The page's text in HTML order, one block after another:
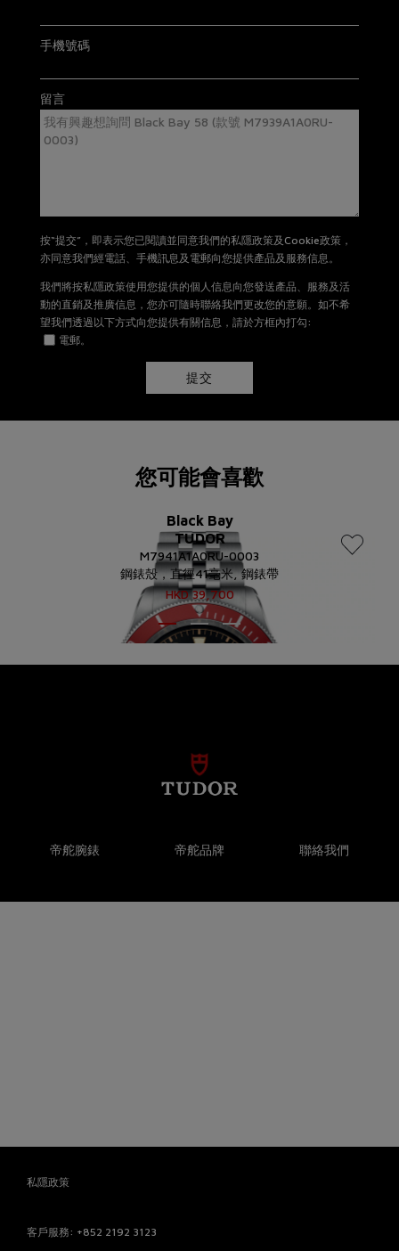
電郵:watch@chowsangsang.com
電話:+852 2192 3123
星期一至星期日: 11AM -8PM
有關退貨及換貨詳情，請按此。
手機號碼
留言
按“提交”，即表示您已閱讀並同意我們的私隱政策及Cookie政策，
亦同意我們經電話、手機訊息及電郵向您提供產品及服務信息。
我們將按私隱政策使用您提供的個人信息向您發送產品、服務及活
動的直銷及推廣信息，您亦可隨時聯絡我們更改您的意願。如不希
望我們透過以下方式向您提供有關信息，請於方框內打勾:
電郵。
提交
您可能會喜歡
Black Bay
TUDOR
M7941A1A0RU-0003
鋼錶殼，直徑41毫米, 鋼錶帶
HKD39,700
帝舵腕錶 帝舵品牌 聯絡我們
私隱政策
客戶服務: +852 2192 3123